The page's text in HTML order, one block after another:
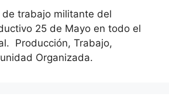
trabajo militante del
25 de Mayo en todo el
Producción, Trabajo,
Organizada.